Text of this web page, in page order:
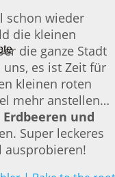
schon wieder
die kleinen
die ganze Stadt
es ist Zeit für
kleinen roten
mehr anstellen…
und
Super leckeres
ausprobieren!